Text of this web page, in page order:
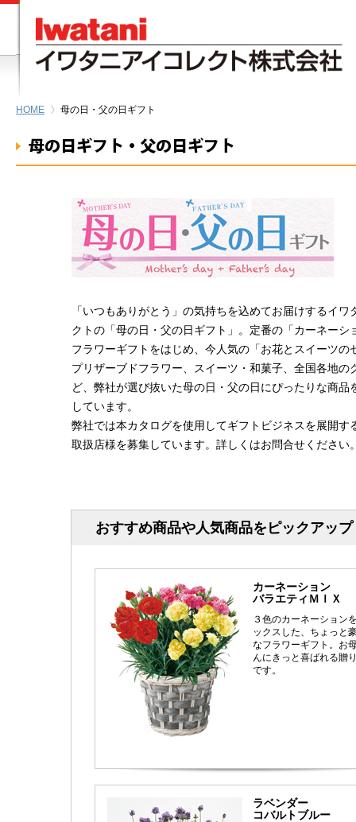
HOME 母の日・父の日ギフト
「いつもありがとう」の気持ちを込めてお届けするイワ
クトの「母の日・父の日ギフト」。定番の「カーネーシ
フラワーギフトをはじめ、今人気の「お花とスイーツの
プリザーブドフラワー、スイーツ・和菓子、全国各地の
ど、弊社が選び抜いた母の日・父の日にぴったりな商品
しています。
弊社では本カタログを使用してギフトビジネスを展開す
取扱店様を募集しています。詳しくはお問合せください
おすすめ商品や人気商品をピックアップ
カーネーション
バラエティＭＩＸ
３色のカーネーション
ックスした、ちょっと
なフラワーギフト。お
んにきっと喜ばれる贈
です。
ラベンダー
コバルトブルー